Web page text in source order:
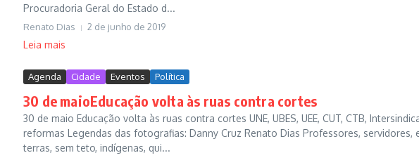
Procuradoria Geral do Estado d...
Renato Dias 2 de junho de 2019
Leia mais
Agenda Cidade Eventos Política
30 de maioEducação volta às ruas contra cortes
30 de maio Educação volta às ruas contra cortes UNE, UBES, UEE, CUT, CTB,
reformas Legendas das fotografias: Danny Cruz Renato Dias Professores,
terras, sem teto, indígenas, qui...